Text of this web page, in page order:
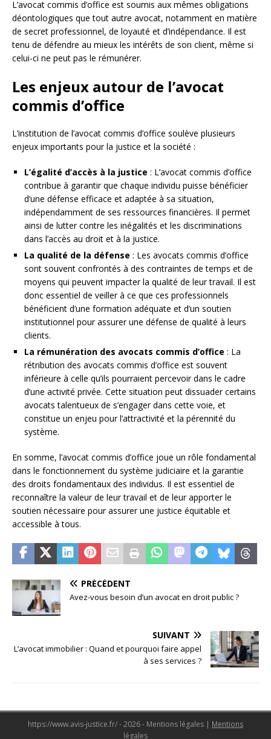
L’avocat commis d’office est soumis aux mêmes obligations
déontologiques que tout autre avocat, notamment en matière
de secret professionnel, de loyauté et d’indépendance. Il est
tenu de défendre au mieux les intérêts de son client, même si
celui-ci ne peut pas le rémunérer.
Les enjeux autour de l’avocat
commis d’office
L’institution de l’avocat commis d’office soulève plusieurs
enjeux importants pour la justice et la société :
L’égalité d’accès à la justice : L’avocat commis d’office
contribue à garantir que chaque individu puisse bénéficier
d’une défense efficace et adaptée à sa situation,
indépendamment de ses ressources financières. Il permet
ainsi de lutter contre les inégalités et les discriminations
dans l’accès au droit et à la justice.
La qualité de la défense : Les avocats commis d’office
sont souvent confrontés à des contraintes de temps et de
moyens qui peuvent impacter la qualité de leur travail. Il est
donc essentiel de veiller à ce que ces professionnels
bénéficient d’une formation adéquate et d’un soutien
institutionnel pour assurer une défense de qualité à leurs
clients.
La rémunération des avocats commis d’office : La
rétribution des avocats commis d’office est souvent
inférieure à celle qu’ils pourraient percevoir dans le cadre
d’une activité privée. Cette situation peut dissuader certains
avocats talentueux de s’engager dans cette voie, et
constitue un enjeu pour l’attractivité et la pérennité du
système.
En somme, l’avocat commis d’office joue un rôle fondamental
dans le fonctionnement du système judiciaire et la garantie
des droits fondamentaux des individus. Il est essentiel de
reconnaître la valeur de leur travail et de leur apporter le
soutien nécessaire pour assurer une justice équitable et
accessible à tous.
PRÉCÉDENT
Avez-vous besoin d’un avocat en droit public ?
SUIVANT
L’avocat immobilier : Quand et pourquoi faire appel
à ses services ?
https://www.avis-justice.fr/ - 2026 - Mentions légales | Mentions
légales